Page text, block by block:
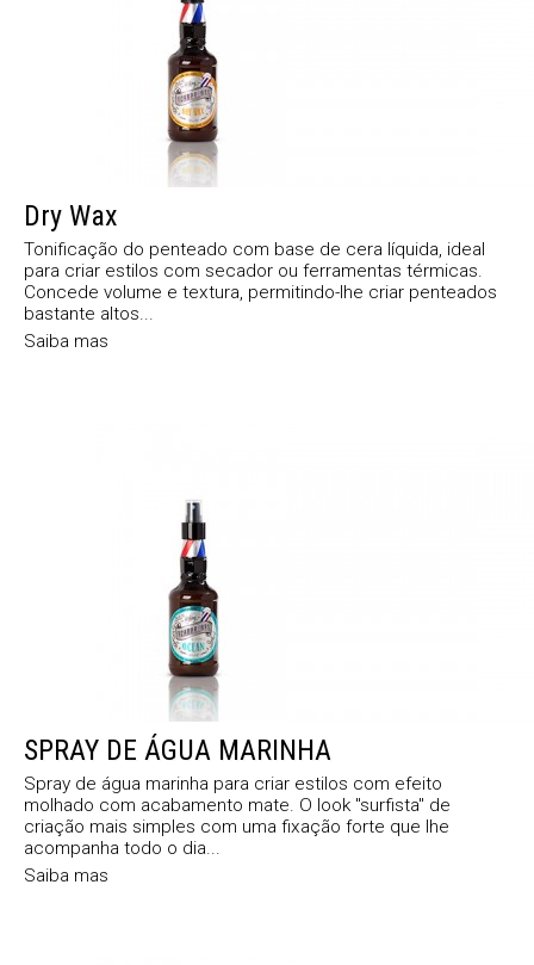
Dry Wax
Tonificação do penteado com base de cera líquida, ideal
para criar estilos com secador ou ferramentas térmicas.
Concede volume e textura, permitindo-lhe criar penteados
bastante altos...
Saiba mas
SPRAY DE ÁGUA MARINHA
Spray de água marinha para criar estilos com efeito
molhado com acabamento mate. O look "surfista" de
criação mais simples com uma fixação forte que lhe
acompanha todo o dia...
Saiba mas